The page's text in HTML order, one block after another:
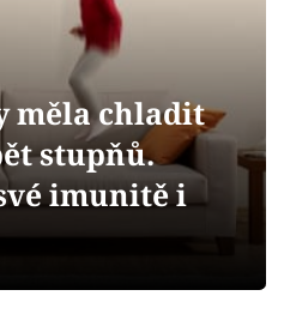
měla chladit
stupňů.
imunitě i